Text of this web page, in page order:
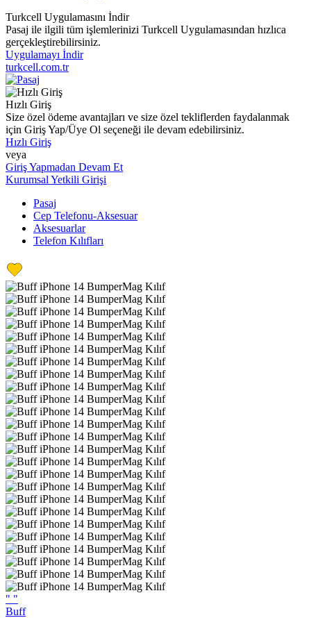
Turkcell Uygulamasını İndir
Pasaj ile ilgili tüm işlemlerinizi Turkcell Uygulamasından hızlıca
gerçekleştirebilirsiniz.
Uygulamayı İndir
turkcell.com.tr
Hızlı Giriş
Size özel ödeme avantajları ve size özel tekliflerden faydalanmak
için Giriş Yap/Üye Ol seçeneği ile devam edebilirsiniz.
Hızlı Giriş
veya
Giriş Yapmadan Devam Et
Kurumsal Yetkili Girişi
Pasaj
Cep Telefonu-Aksesuar
Aksesuarlar
Telefon Kılıfları
" "
Buff